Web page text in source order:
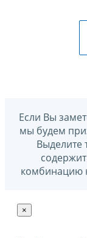
Если Вы
мы будем
Выделите
комбинацию
×